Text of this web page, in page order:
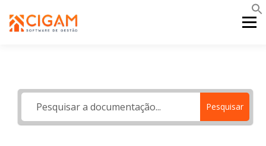
para
Menu
PORTAL WEB MOBILE SUPORTE Pesquisar